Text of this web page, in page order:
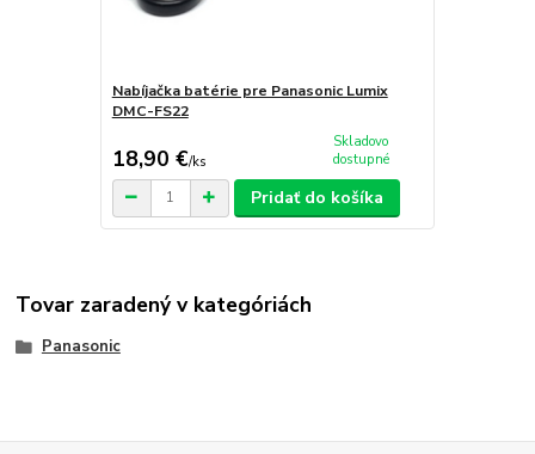
Nabíjačka batérie pre Panasonic Lumix
DMC-FS22
18,90 €/ks
Skladovo
dostupné
Pridať do košíka
Tovar zaradený v kategóriách
Panasonic